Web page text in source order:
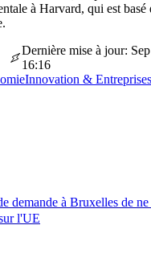
à Harvard, qui est basé
Dernière mise à jour:
16:16
Innovation & Entreprises
demande à Bruxelles de ne
l'UE